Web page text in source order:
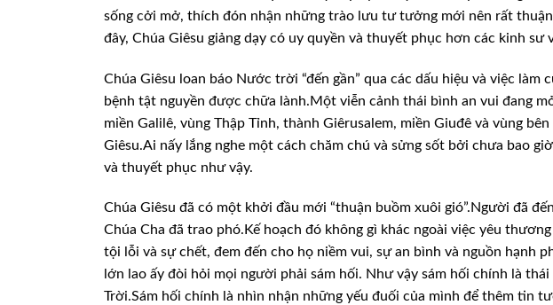
sống cởi mở, thích đón nhận những trào lưu tư tưởng mới nên rất
đây, Chúa Giêsu giảng dạy có uy quyền và thuyết phục hơn các kinh sư
Chúa Giêsu loan báo Nước trời “đến gần” qua các dấu hiệu và việc làm
bệnh tật nguyền được chữa lành.Một viễn cảnh thái bình an vui đang
miền Galilê, vùng Thập Tỉnh, thành Giêrusalem, miền Giuđê và vùng
Giêsu.Ai nấy lắng nghe một cách chăm chú và sửng sốt bởi chưa bao
và thuyết phục như vậy.
Chúa Giêsu đã có một khởi đầu mới “thuận buồm xuôi gió”.Người đã
Chúa Cha đã trao phó.Kế hoạch đó không gì khác ngoài việc yêu
tội lỗi và sự chết, đem đến cho họ niềm vui, sự an bình và nguồn hạnh
lớn lao ấy đòi hỏi mọi người phải sám hối. Như vậy sám hối chính là
Trời.Sám hối chính là nhìn nhận những yếu đuối của mình để thêm tin